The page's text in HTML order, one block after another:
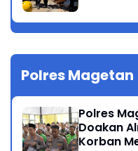
Polres Magetan
Polres
Doakan
Korban